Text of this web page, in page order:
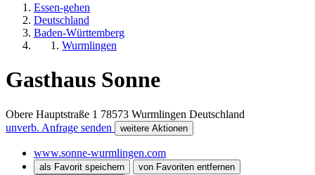
Essen-gehen
Deutschland
Baden-Württemberg
Wurmlingen
Gasthaus Sonne
Obere Hauptstraße 1 78573 Wurmlingen Deutschland
unverb. Anfrage senden
weitere Aktionen
www.sonne-wurmlingen.com
als Favorit speichern
von Favoriten entfernen